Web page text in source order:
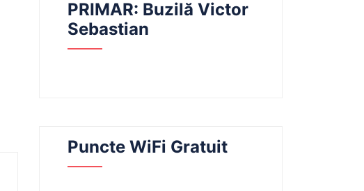
PRIMAR: Buzilă Victor
Sebastian
Puncte WiFi Gratuit